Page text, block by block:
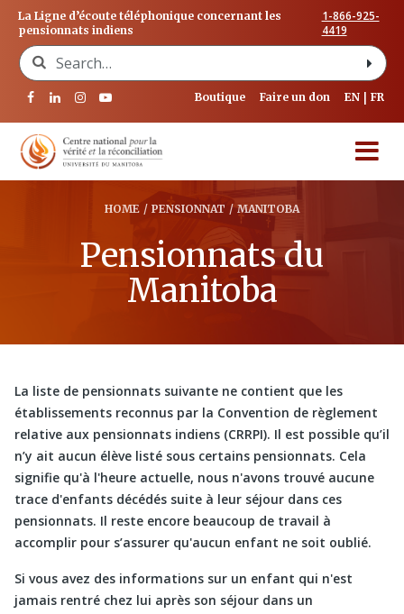
La Ligne d’écoute téléphonique concernant les
pensionnats indiens
1-866-925-
4419
Search for:
Boutique Faire un don EN FR
HOME / PENSIONNAT / MANITOBA
Pensionnats du
Manitoba
La liste de pensionnats suivante ne contient que les
établissements reconnus par la Convention de règlement
relative aux pensionnats indiens (CRRPI). Il est possible qu’il
n’y ait aucun élève listé sous certains pensionnats. Cela
signifie qu'à l'heure actuelle, nous n'avons trouvé aucune
trace d'enfants décédés suite à leur séjour dans ces
pensionnats. Il reste encore beaucoup de travail à
accomplir pour s’assurer qu'aucun enfant ne soit oublié.
Si vous avez des informations sur un enfant qui n'est
jamais rentré chez lui après son séjour dans un